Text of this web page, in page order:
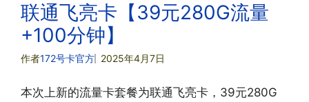
联通飞亮卡【39元280G流量
+100分钟】
作者172号卡官方 2025年4月7日
本次上新的流量卡套餐为联通飞亮卡，39元280G